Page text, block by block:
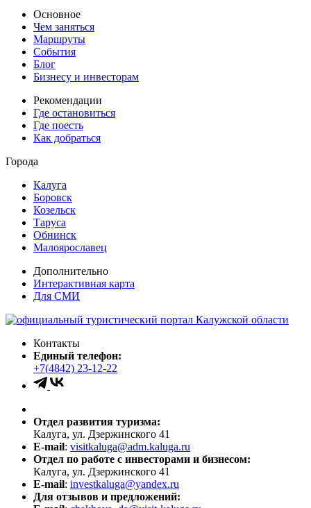
Основное
Чем заняться
Маршруты
События
Блог
Бизнесу и инвесторам
Рекомендации
Где остановиться
Где поесть
Как добраться
Города
Калуга
Боровск
Козельск
Таруса
Обнинск
Малоярославец
Дополнительно
Интерактивная карта
Для СМИ
Контакты
Единый телефон:
+7(4842) 23-12-22
Отдел развития туризма:
Калуга, ул. Дзержинского 41
E-mail: visitkaluga@adm.kaluga.ru
Отдел по работе с инвесторами и бизнесом:
Калуга, ул. Дзержинского 41
E-mail: investkaluga@yandex.ru
Для отзывов и предложений: